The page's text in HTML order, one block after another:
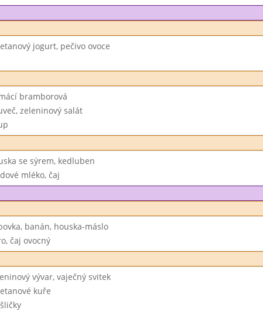
jogurt, pečivo ovoce
bramborová
zeleninový salát
se sýrem, kedluben
mléko, čaj
banán, houska-máslo
čaj ovocný
vývar, vaječný svitek
kuře